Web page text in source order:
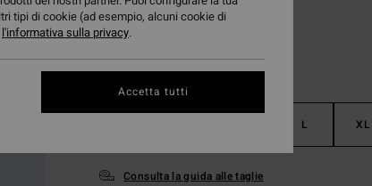
L XL
Consulta la guida alle taglie
tipi di cookie (ad esempio, alcuni cookie di
l'informativa sulla privacy.
Accetta tutti